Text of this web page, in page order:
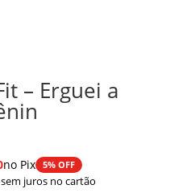
– Erguei a
no Pix 5% OFF
juros no cartão